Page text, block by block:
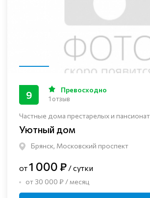
Частные дома престарелых и
Уютный дом
Брянск, Московский проспект
9 Превосходно
1 отзыв
от1 000 ₽ / сутки
от 30 000 ₽ / месяц